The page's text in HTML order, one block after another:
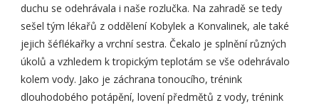
duchu se odehrávala i naše rozlučka. Na zahradě se tedy
sešel tým lékařů z oddělení Kobylek a Konvalinek, ale také
jejich šéflékařky a vrchní sestra. Čekalo je splnění různých
úkolů a vzhledem k tropickým teplotám se vše odehrávalo
kolem vody. Jako je záchrana tonoucího, trénink
dlouhodobého potápění, lovení předmětů z vody, trénink